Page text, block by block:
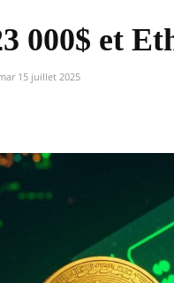
000$ et
15 juillet 2025